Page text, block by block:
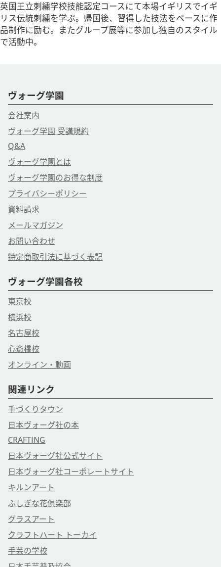
英国王立刺繍学校技能認定コースにて本場イギリスでイギ
リス伝統刺繍を学ぶ。帰国後、習得した技法をベースに作
品制作に励む。またグループ展等に参加し独自のスタイル
で活動中。
ヴォーグ学園
会社案内
ヴォーグ学園 受講規約
Q&A
ヴォーグ学園とは
ヴォーグ学園のお得な制度
プライバシーポリシー
資料請求
メールマガジン
お問い合わせ
特定商取引法に基づく表記
ヴォーグ学園各校
東京校
横浜校
名古屋校
心斎橋校
オンライン・動画
関連リンク
手づくりタウン
日本ヴォーグ社の本
CRAFTING
日本ヴォーグ社公式サイト
日本ヴォーグ社コーポレートサイト
キルンアート
ふしぎな花倶楽部
グラスアート
クラフトハート トーカイ
手芸の学校